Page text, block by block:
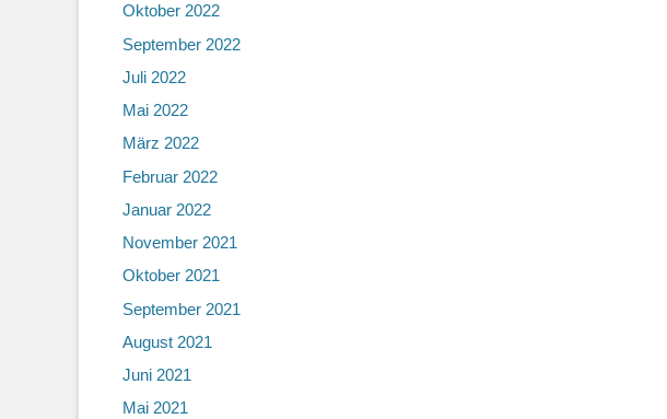
Oktober 2022
September 2022
Juli 2022
Mai 2022
März 2022
Februar 2022
Januar 2022
November 2021
Oktober 2021
September 2021
August 2021
Juni 2021
Mai 2021